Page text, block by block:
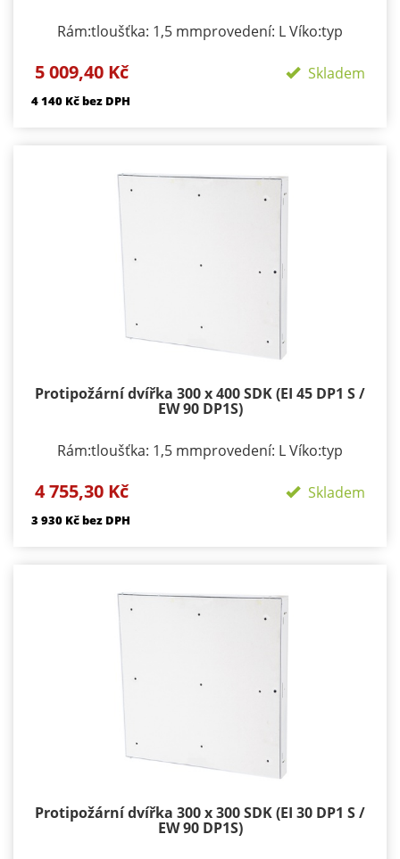
Rám:tloušťka: 1,5 mmprovedení: L Víko:typ
podle rozměru 1-3provedení: dvířka s SDK výplní
5 009,40 Kč Skladem
4 140 Kč bez DPH
Protipožární dvířka 300 x 400 SDK (EI 45 DP1 S /
EW 90 DP1S)
Rám:tloušťka: 1,5 mmprovedení: L Víko:typ
podle rozměru 1-3provedení: plechové víko s
4 755,30 Kč Skladem
3 930 Kč bez DPH
Protipožární dvířka 300 x 300 SDK (EI 30 DP1 S /
EW 90 DP1S)